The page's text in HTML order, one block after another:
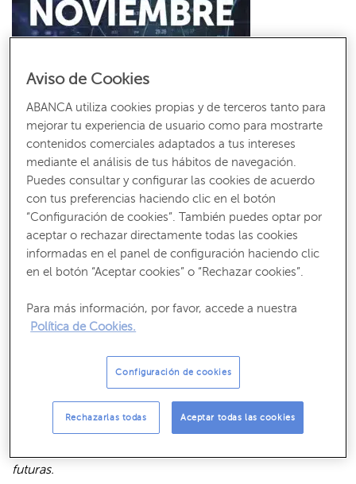
A continuación puede acceder al nuevo Alpha360 Insight
que se acaba de publicar.
Ver informe
Estos datos tienen finalidad informativa y no deben
interpretarse en ningún caso como una recomendación
de compra o venta, o de realización o cancelación de
decisión sobre inversiones actuales o futuras. ABANCA no
se hace responsable de los perjuicios que pueda sufrir el
inversor como consecuencia del uso de dicha
información. El cliente es responsable de las decisiones
de inversión que adopte y del uso que haga de la
información proporcionada a tal efecto. Rentabilidades
futuras.
Aviso de Cookies
ABANCA utiliza cookies propias y de terceros tanto para
mejorar tu experiencia de usuario como para mostrarte
contenidos comerciales adaptados a tus intereses
mediante el análisis de tus hábitos de navegación.
Puedes consultar y configurar las cookies de acuerdo
con tus preferencias haciendo clic en el botón
“Configuración de cookies”. También puedes optar por
aceptar o rechazar directamente todas las cookies
informadas en el panel de configuración haciendo clic
en el botón “Aceptar cookies” o “Rechazar cookies”.
Para más información, por favor, accede a nuestra
Política de Cookies.
Configuración de cookies
Rechazarlas todas Aceptar todas las cookies